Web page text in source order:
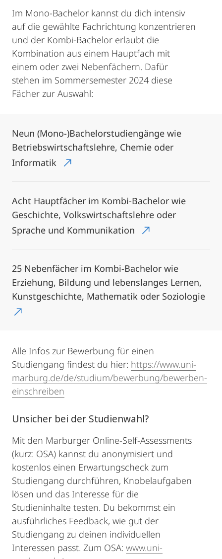
Im Mono-Bachelor kannst du dich intensiv
auf die gewählte Fachrichtung konzentrieren
und der Kombi-Bachelor erlaubt die
Kombination aus einem Hauptfach mit
einem oder zwei Nebenfächern. Dafür
stehen im Sommersemester 2024 diese
Fächer zur Auswahl:
Neun (Mono-)Bachelorstudiengänge wie
Betriebswirtschaftslehre, Chemie oder
Informatik
Acht Hauptfächer im Kombi-Bachelor wie
Geschichte, Volkswirtschaftslehre oder
Sprache und Kommunikation
25 Nebenfächer im Kombi-Bachelor wie
Erziehung, Bildung und lebenslanges Lernen,
Kunstgeschichte, Mathematik oder Soziologie
Alle Infos zur Bewerbung für einen
Studiengang findest du hier: https://www.uni-
marburg.de/de/studium/bewerbung/bewerben-
einschreiben
Unsicher bei der Studienwahl?
Mit den Marburger Online-Self-Assessments
(kurz: OSA) kannst du anonymisiert und
kostenlos einen Erwartungscheck zum
Studiengang durchführen, Knobelaufgaben
lösen und das Interesse für die
Studieninhalte testen. Du bekommst ein
ausführliches Feedback, wie gut der
Studiengang zu deinen individuellen
Interessen passt. Zum OSA: www.uni-